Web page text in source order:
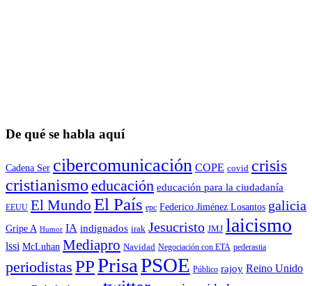
De qué se habla aquí
Cadena Ser cibercomunicación COPE covid crisis
cristianismo educación educación para la ciudadaní­a
EEUU El Mundo El País epc Federico Jiménez Losantos galicia
Gripe A Humor IA indignados irak Jesucristo JMJ laicismo
lssi McLuhan Mediapro Navidad Negociación con ETA pederastia
periodistas PPPrisaPSOE Público rajoy Reino Unido